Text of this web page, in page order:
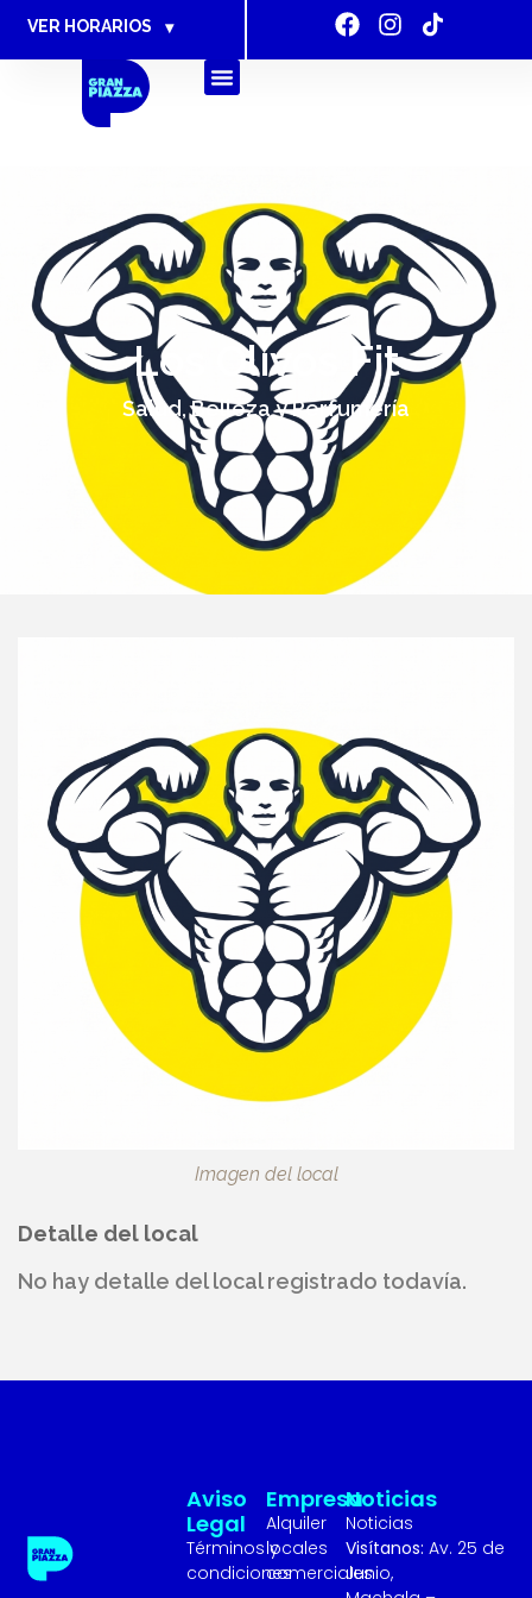
VER HORARIOS ▾
Los Olivos Fit
Salud, Belleza y Perfumería
Imagen del local
Detalle del local
No hay detalle del local registrado todavía.
Empresa
Alquiler
locales
comerciales
Aviso
Legal
Términos y
condiciones
Noticias
Noticias
Visítanos: Av. 25 de
Junio,